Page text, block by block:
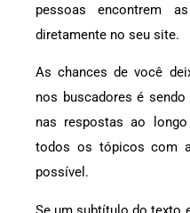
pessoas encontrem
diretamente no seu site.
As chances de você
nos buscadores é
nas respostas ao
todos os tópicos com
possível.